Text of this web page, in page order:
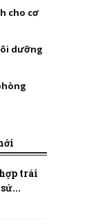
cho cơ
dưỡng
trái